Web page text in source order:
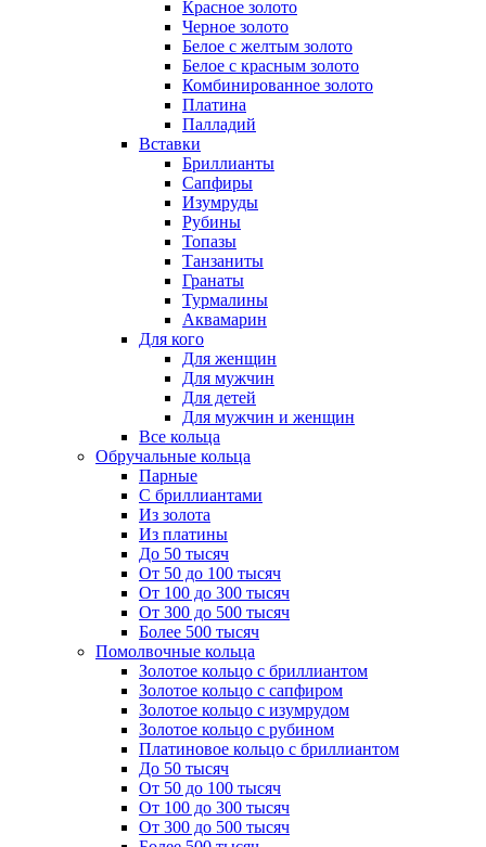
Красное золото
Черное золото
Белое с желтым золото
Белое с красным золото
Комбинированное золото
Платина
Палладий
Вставки
Бриллианты
Сапфиры
Изумруды
Рубины
Топазы
Танзаниты
Гранаты
Турмалины
Аквамарин
Для кого
Для женщин
Для мужчин
Для детей
Для мужчин и женщин
Все кольца
Обручальные кольца
Парные
С бриллиантами
Из золота
Из платины
До 50 тысяч
От 50 до 100 тысяч
От 100 до 300 тысяч
От 300 до 500 тысяч
Более 500 тысяч
Помолвочные кольца
Золотое кольцо с бриллиантом
Золотое кольцо с сапфиром
Золотое кольцо с изумрудом
Золотое кольцо с рубином
Платиновое кольцо с бриллиантом
До 50 тысяч
От 50 до 100 тысяч
От 100 до 300 тысяч
От 300 до 500 тысяч